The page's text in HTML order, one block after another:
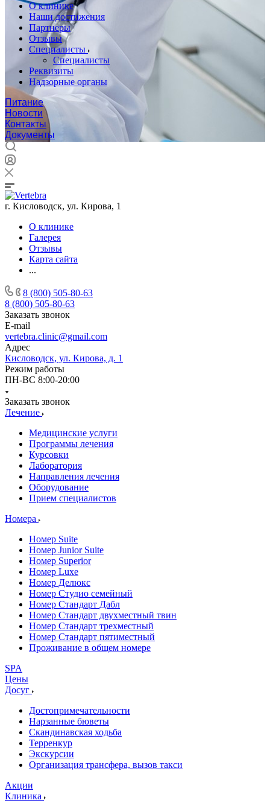
О клинике
Наши достижения
Партнеры
Отзывы
Специалисты
Специалисты
Реквизиты
Надзорные органы
Питание
Новости
Контакты
Документы
г. Кисловодск, ул. Кирова, 1
О клинике
Галерея
Отзывы
Карта сайта
...
8 (800) 505-80-63
8 (800) 505-80-63
Заказать звонок
E-mail
vertebra.clinic@gmail.com
Адрес
Кисловодск, ул. Кирова, д. 1
Режим работы
ПН-ВС 8:00-20:00
Заказать звонок
Лечение
Медицинские услуги
Программы лечения
Курсовки
Лаборатория
Направления лечения
Оборудование
Прием специалистов
Номера
Номер Suite
Номер Junior Suite
Номер Superior
Номер Luxe
Номер Делюкс
Номер Студио семейный
Номер Стандарт Дабл
Номер Стандарт двухместный твин
Номер Стандарт трехместный
Номер Стандарт пятиместный
Проживание в общем номере
SPA
Цены
Досуг
Достопримечательности
Нарзанные бюветы
Скандинавская ходьба
Терренкур
Экскурсии
Организация трансфера, вызов такси
Акции
Клиника